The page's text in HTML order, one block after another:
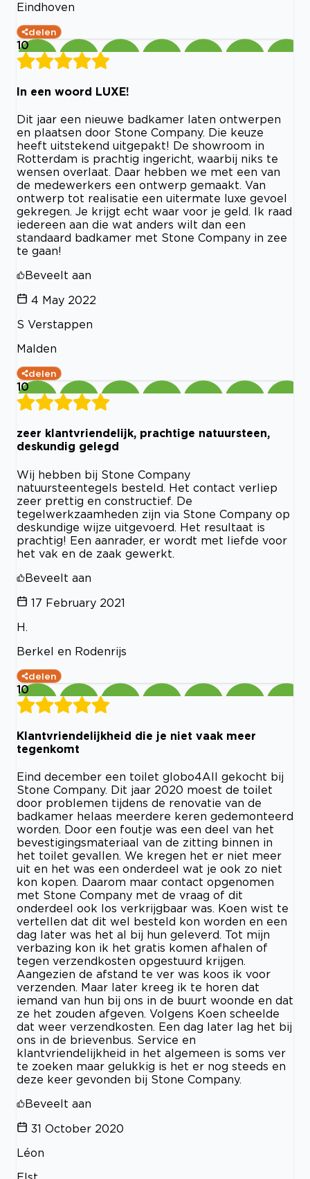
Eindhoven
delen
10
In een woord LUXE!
Dit jaar een nieuwe badkamer laten ontwerpen
en plaatsen door Stone Company. Die keuze
heeft uitstekend uitgepakt! De showroom in
Rotterdam is prachtig ingericht, waarbij niks te
wensen overlaat. Daar hebben we met een van
de medewerkers een ontwerp gemaakt. Van
ontwerp tot realisatie een uitermate luxe gevoel
gekregen. Je krijgt echt waar voor je geld. Ik raad
iedereen aan die wat anders wilt dan een
standaard badkamer met Stone Company in zee
te gaan!
Beveelt aan
4 May 2022
S Verstappen
Malden
delen
10
zeer klantvriendelijk, prachtige natuursteen,
deskundig gelegd
Wij hebben bij Stone Company
natuursteentegels besteld. Het contact verliep
zeer prettig en constructief. De
tegelwerkzaamheden zijn via Stone Company op
deskundige wijze uitgevoerd. Het resultaat is
prachtig! Een aanrader, er wordt met liefde voor
het vak en de zaak gewerkt.
Beveelt aan
17 February 2021
H.
Berkel en Rodenrijs
delen
10
Klantvriendelijkheid die je niet vaak meer
tegenkomt
Eind december een toilet globo4All gekocht bij
Stone Company. Dit jaar 2020 moest de toilet
door problemen tijdens de renovatie van de
badkamer helaas meerdere keren gedemonteerd
worden. Door een foutje was een deel van het
bevestigingsmateriaal van de zitting binnen in
het toilet gevallen. We kregen het er niet meer
uit en het was een onderdeel wat je ook zo niet
kon kopen. Daarom maar contact opgenomen
met Stone Company met de vraag of dit
onderdeel ook los verkrijgbaar was. Koen wist te
vertellen dat dit wel besteld kon worden en een
dag later was het al bij hun geleverd. Tot mijn
verbazing kon ik het gratis komen afhalen of
tegen verzendkosten opgestuurd krijgen.
Aangezien de afstand te ver was koos ik voor
verzenden. Maar later kreeg ik te horen dat
iemand van hun bij ons in de buurt woonde en dat
ze het zouden afgeven. Volgens Koen scheelde
dat weer verzendkosten. Een dag later lag het bij
ons in de brievenbus. Service en
klantvriendelijkheid in het algemeen is soms ver
te zoeken maar gelukkig is het er nog steeds en
deze keer gevonden bij Stone Company.
Beveelt aan
31 October 2020
Léon